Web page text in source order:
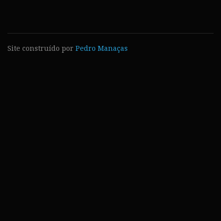
Site construído por Pedro Manaças